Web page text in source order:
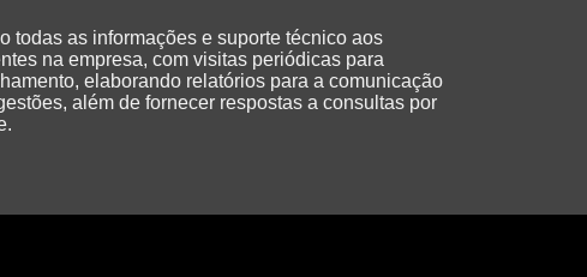
todas as informações e suporte técnico aos
na empresa, com visitas periódicas para
elaborando relatórios para a comunicação
além de fornecer respostas a consultas por